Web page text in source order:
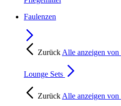
Faulenzen
Zurück Alle anzeigen von
Lounge Sets
Zurück Alle anzeigen von